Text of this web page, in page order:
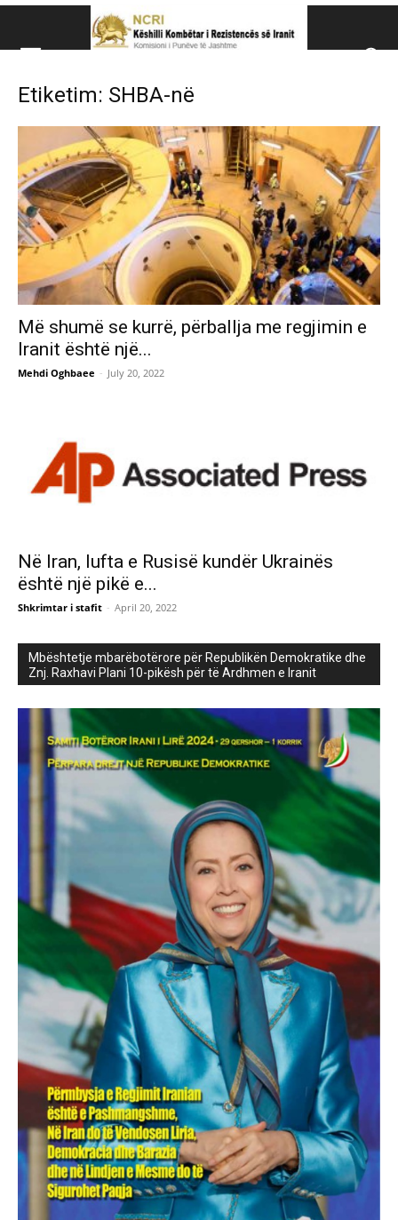
Këshillit Kombëtar të Rezistencës së Iranit (NCRI)
Etiketim: SHBA-në
Më shumë se kurrë, përballja me regjimin e
Iranit është një...
Mehdi Oghbaee - July 20, 2022
Në Iran, lufta e Rusisë kundër Ukrainës
është një pikë e...
Shkrimtar i stafit - April 20, 2022
Mbështetje mbarëbotërore për Republikën Demokratike dhe
Znj. Raxhavi Plani 10-pikësh për të Ardhmen e Iranit